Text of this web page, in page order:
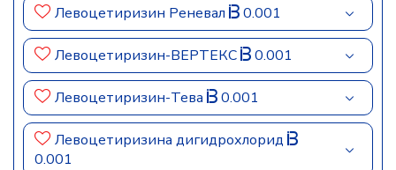
Левоцетиризин Реневал 0.001
Левоцетиризин-ВЕРТЕКС 0.001
Левоцетиризин-Тева 0.001
Левоцетиризина дигидрохлорид
0.001